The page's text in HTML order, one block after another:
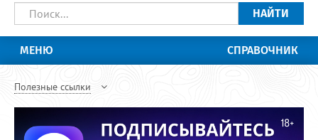
НАЙТИ
МЕНЮ СПРАВОЧНИК
Полезные ссылки